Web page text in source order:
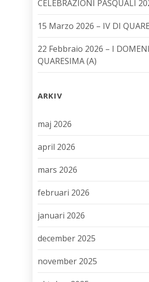
CELEBRAZIONI PASQUALI
15 Marzo 2026 – IV DI
22 Febbraio 2026 – I
QUARESIMA (A)
ARKIV
maj 2026
april 2026
mars 2026
februari 2026
januari 2026
december 2025
november 2025